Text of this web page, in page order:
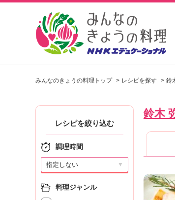
し
シ
を
よ
う
。
みんなのきょうの料理トップ レシピを探す 鈴
レシピを絞り込む
調理時間
▼
料理ジャンル
鈴木